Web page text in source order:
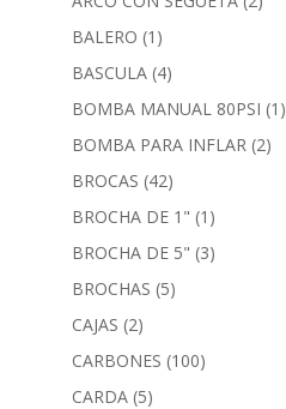
BALERO (1)
BASCULA (4)
BOMBA MANUAL 80PSI (1)
BOMBA PARA INFLAR (2)
BROCAS (42)
BROCHA DE 1" (1)
BROCHA DE 5" (3)
BROCHAS (5)
CAJAS (2)
CARBONES (100)
CARDA (5)